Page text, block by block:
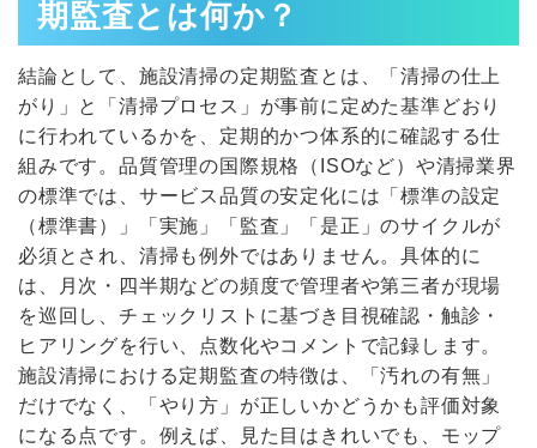
期監査とは何か？
結論として、施設清掃の定期監査とは、「清掃の仕上
がり」と「清掃プロセス」が事前に定めた基準どおり
に行われているかを、定期的かつ体系的に確認する仕
組みです。品質管理の国際規格（ISOなど）や清掃業界
の標準では、サービス品質の安定化には「標準の設定
（標準書）」「実施」「監査」「是正」のサイクルが
必須とされ、清掃も例外ではありません。具体的に
は、月次・四半期などの頻度で管理者や第三者が現場
を巡回し、チェックリストに基づき目視確認・触診・
ヒアリングを行い、点数化やコメントで記録します。
施設清掃における定期監査の特徴は、「汚れの有無」
だけでなく、「やり方」が正しいかどうかも評価対象
になる点です。例えば、見た目はきれいでも、モップ